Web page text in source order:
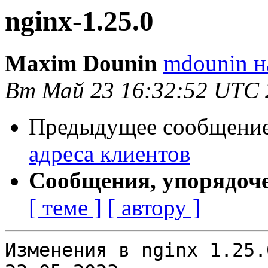
nginx-1.25.0
Maxim Dounin mdounin
Вт Май 23 16:32:52 UTC
Предыдущее
адреса клиентов
Сообщения,
[ теме ] [ автору ]
Изменения в nginx